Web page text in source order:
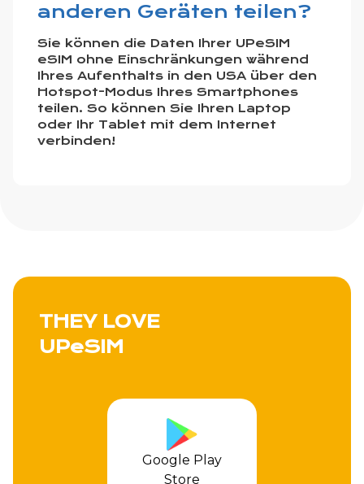
anderen Geräten teilen?
Sie können die Daten Ihrer UPeSIM
eSIM ohne Einschränkungen während
Ihres Aufenthalts in den USA über den
Hotspot-Modus Ihres Smartphones
teilen. So können Sie Ihren Laptop
oder Ihr Tablet mit dem Internet
verbinden!
THEY LOVE
UPeSIM
Apple Store